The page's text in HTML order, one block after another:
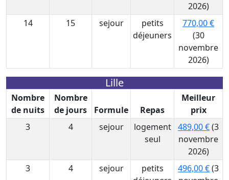
2026)
14
15 sejour
petits
déjeuners
770,00 €
(30
novembre
2026)
Lille
Nombre
de nuits
Nombre
de jours
Formule Repas
Meilleur
prix
3
4 sejour
logement
seul
489,00 €(3
novembre
2026)
3
4 sejour
petits
496,00 €(3